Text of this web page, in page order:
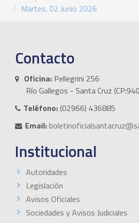
Martes, 02 Junio 2026
Contacto
Oficina: Pellegrini 256
Río Gallegos - Santa Cruz
Teléfono:(02966) 436885
Email:
Institucional
Autoridades
Legislación
Avisos Oficiales
Sociedades y Avisos Judiciales